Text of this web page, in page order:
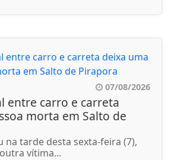
07/08/2026
entre carro e carreta
morta em Salto de
na tarde desta sexta-feira (7),
vítima...